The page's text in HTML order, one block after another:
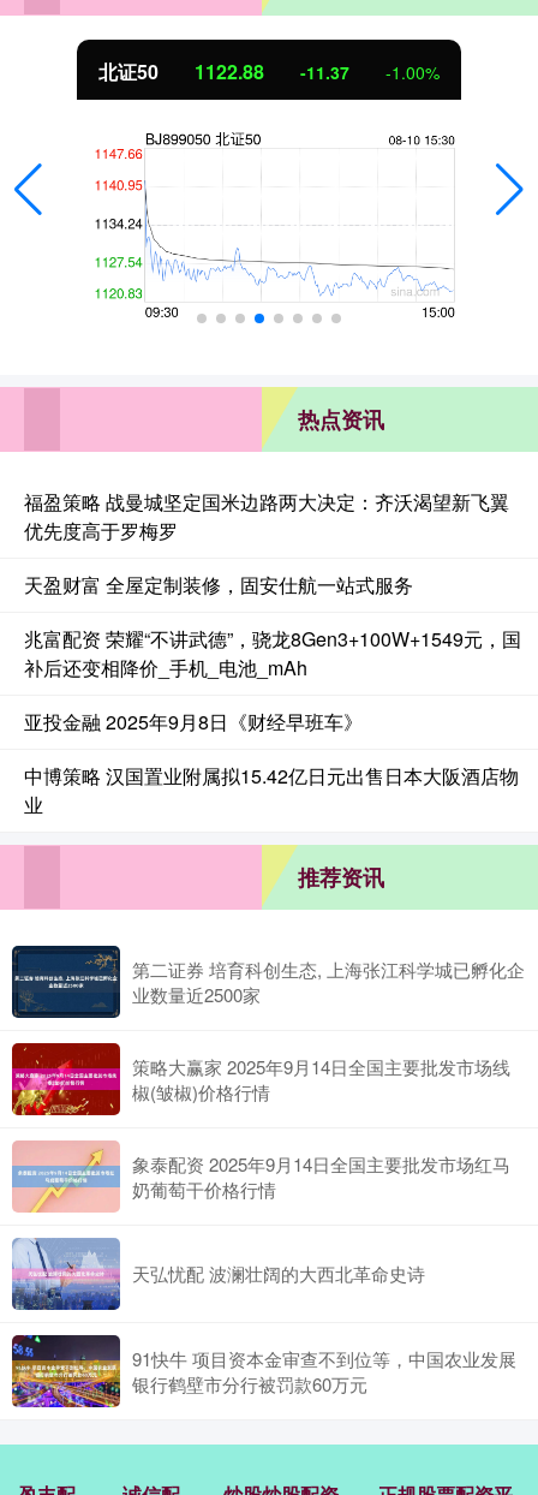
北证50 1122.88 -11.37 -1.00%
热点资讯
福盈策略 战曼城坚定国米边路两大决定：齐沃渴望新飞翼
优先度高于罗梅罗
天盈财富 全屋定制装修，固安仕航一站式服务
兆富配资 荣耀“不讲武德”，骁龙8Gen3+100W+1549元，国
补后还变相降价_手机_电池_mAh
亚投金融 2025年9月8日《财经早班车》
中博策略 汉国置业附属拟15.42亿日元出售日本大阪酒店物
业
推荐资讯
第二证券 培育科创生态, 上海张江科学城已孵化企
业数量近2500家
策略大赢家 2025年9月14日全国主要批发市场线
椒(皱椒)价格行情
象泰配资 2025年9月14日全国主要批发市场红马
奶葡萄干价格行情
天弘忧配 波澜壮阔的大西北革命史诗
91快牛 项目资本金审查不到位等，中国农业发展
银行鹤壁市分行被罚款60万元